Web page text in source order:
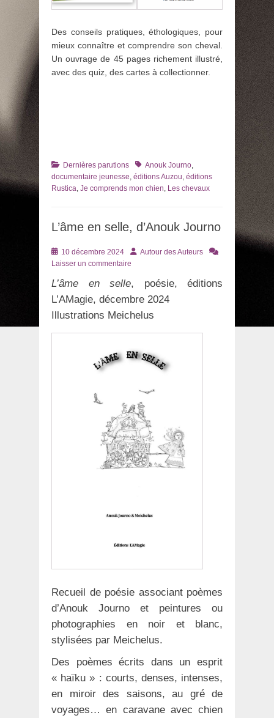
Des conseils pratiques, éthologiques, pour
mieux connaître et comprendre son cheval.
Un ouvrage de 45 pages richement illustré,
avec des quiz, des cartes à collectionner.
Catégories
Dernières parutions TagsAnouk Journo
documentaire jeunesse éditions Auzou éditions
Rustica Je comprends mon chien Les chevaux
L’âme en selle, d’Anouk Journo
Posté
le
10 décembre 2024 AuteurAutour des Auteurs
Laisser un commentaire
L’âme en selle, poésie, éditions
L’AMagie, décembre 2024
Illustrations Meichelus
Recueil de poésie associant poèmes
d’Anouk Journo et peintures ou
photographies en noir et blanc,
stylisées par Meichelus.
Des poèmes écrits dans un esprit
« haïku » : courts, denses, intenses,
en miroir des saisons, au gré de
voyages… en caravane avec chien